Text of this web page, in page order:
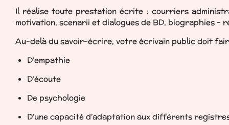
Il réalise toute prestation écrite : courriers
motivation, scenarii et dialogues de BD, biographies –
Au-delà du savoir-écrire, votre écrivain public doit
D’empathie
D’écoute
De psychologie
D’une capacité d’adaptation aux différents